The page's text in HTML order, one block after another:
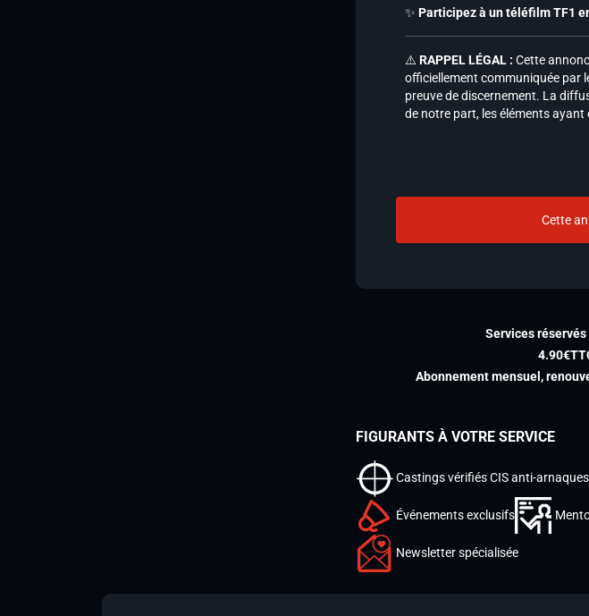
✨ Participez à un téléfilm TF1
⚠️ RAPPEL LÉGAL : Cette
officiellement communiquée par
preuve de discernement. La
de notre part, les éléments ayant
Cette
Services
Abonnement mensuel,
FIGURANTS À VOTRE SERVICE
Castings vérifiés CIS anti-arnaques
Événements exclusifs
Newsletter spécialisée